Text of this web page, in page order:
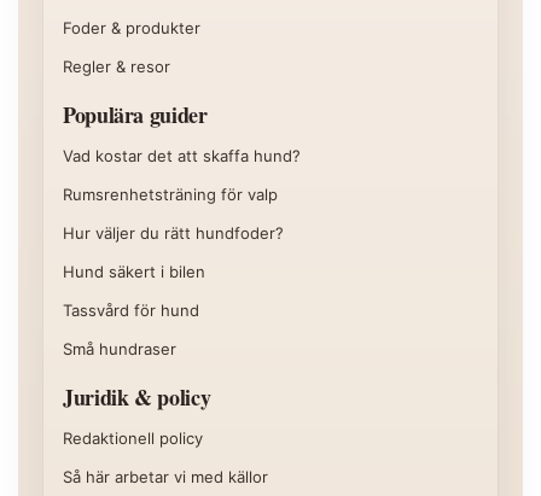
Foder & produkter
Regler & resor
Populära guider
Vad kostar det att skaffa hund?
Rumsrenhetsträning för valp
Hur väljer du rätt hundfoder?
Hund säkert i bilen
Tassvård för hund
Små hundraser
Juridik & policy
Redaktionell policy
Så här arbetar vi med källor